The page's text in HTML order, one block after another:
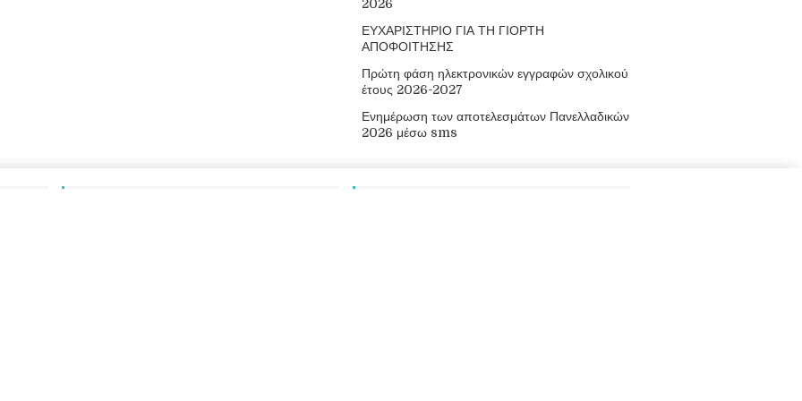
2026
ΕΥΧΑΡΙΣΤΗΡΙΟ ΓΙΑ ΤΗ ΓΙΟΡΤΗ
ΑΠΟΦΟΙΤΗΣΗΣ
Πρώτη φάση ηλεκτρονικών εγγραφών σχολικού
έτους 2026-2027
Ενημέρωση των αποτελεσμάτων Πανελλαδικών
2026 μέσω sms